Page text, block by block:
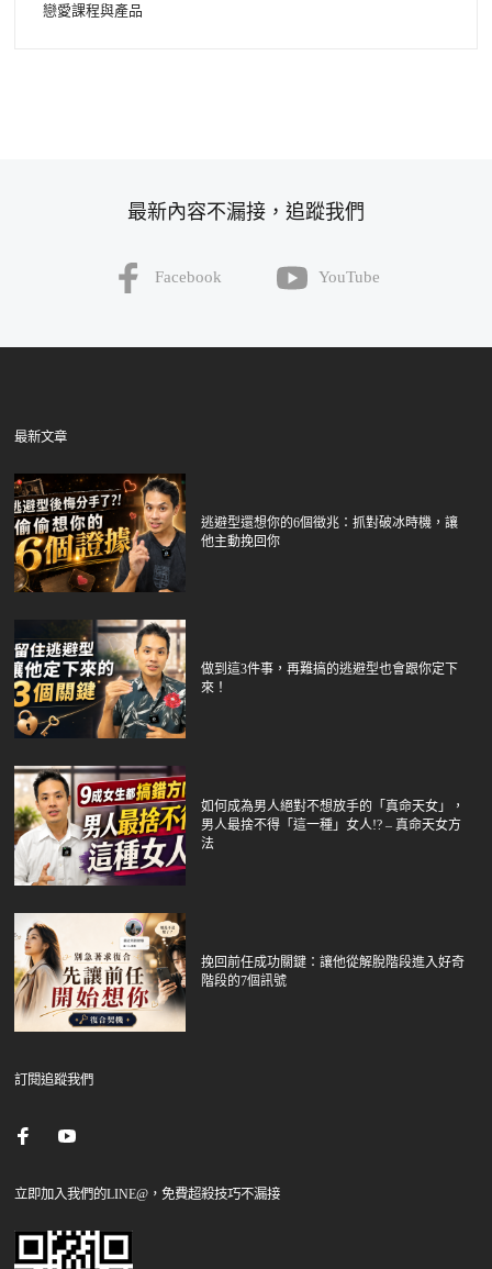
戀愛課程與產品
最新內容不漏接，追蹤我們
Facebook YouTube
最新文章
逃避型還想你的6個徵兆：抓對破冰時機，讓
他主動挽回你
做到這3件事，再難搞的逃避型也會跟你定下
來！
如何成為男人絕對不想放手的「真命天女」，
男人最捨不得「這一種」女人!? – 真命天女方
法
挽回前任成功關鍵：讓他從解脫階段進入好奇
階段的7個訊號
訂閱追蹤我們
立即加入我們的LINE@，免費超殺技巧不漏接